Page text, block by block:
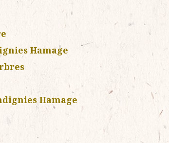
Hamage
Hamage